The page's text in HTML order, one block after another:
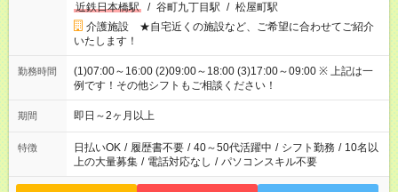
近鉄日本橋駅
/ 谷町九丁目駅 / 松屋町駅
介護施設 ★自宅近くの施設など、ご希望に合わせてご紹介
いたします！
勤務時間
(1)07:00～16:00 (2)09:00～18:00 (3)17:00～09:00 ※ 上記は一
例です！その他シフトもご相談ください！
期間 即日～2ヶ月以上
特徴 日払いOK / 履歴書不要 / 40～50代活躍中 / シフト勤務 / 10名以
上の大量募集 / 電話対応なし / パソコンスキル不要